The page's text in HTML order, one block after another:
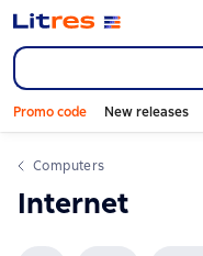
Promo code New releases
Computers
Internet